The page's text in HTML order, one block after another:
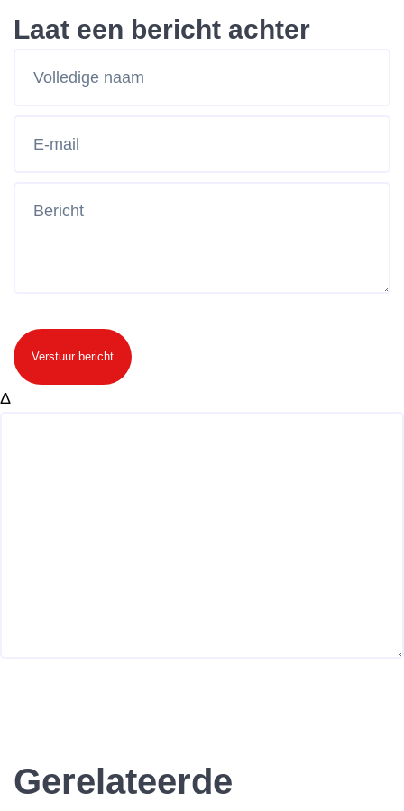
Laat een bericht achter
Verstuur bericht
Δ
Gerelateerde